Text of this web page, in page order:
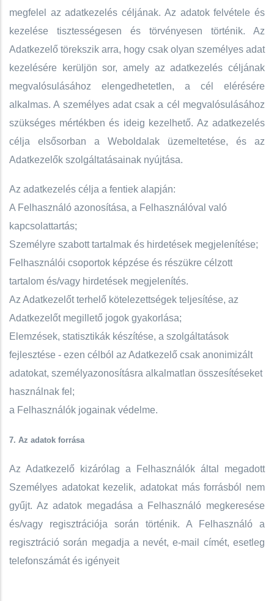
megfelel az adatkezelés céljának. Az adatok felvétele és
kezelése tisztességesen és törvényesen történik. Az
Adatkezelő törekszik arra, hogy csak olyan személyes adat
kezelésére kerüljön sor, amely az adatkezelés céljának
megvalósulásához elengedhetetlen, a cél elérésére
alkalmas. A személyes adat csak a cél megvalósulásához
szükséges mértékben és ideig kezelhető. Az adatkezelés
célja elsősorban a Weboldalak üzemeltetése, és az
Adatkezelők szolgáltatásainak nyújtása.
Az adatkezelés célja a fentiek alapján:
A Felhasználó azonosítása, a Felhasználóval való
kapcsolattartás;
Személyre szabott tartalmak és hirdetések megjelenítése;
Felhasználói csoportok képzése és részükre célzott
tartalom és/vagy hirdetések megjelenítés.
Az Adatkezelőt terhelő kötelezettségek teljesítése, az
Adatkezelőt megillető jogok gyakorlása;
Elemzések, statisztikák készítése, a szolgáltatások
fejlesztése - ezen célból az Adatkezelő csak anonimizált
adatokat, személyazonosításra alkalmatlan összesítéseket
használnak fel;
a Felhasználók jogainak védelme.
7. Az adatok forrása
Az Adatkezelő kizárólag a Felhasználók által megadott
Személyes adatokat kezelik, adatokat más forrásból nem
gyűjt. Az adatok megadása a Felhasználó megkeresése
és/vagy regisztrációja során történik. A Felhasználó a
regisztráció során megadja a nevét, e-mail címét, esetleg
telefonszámát és igényeit